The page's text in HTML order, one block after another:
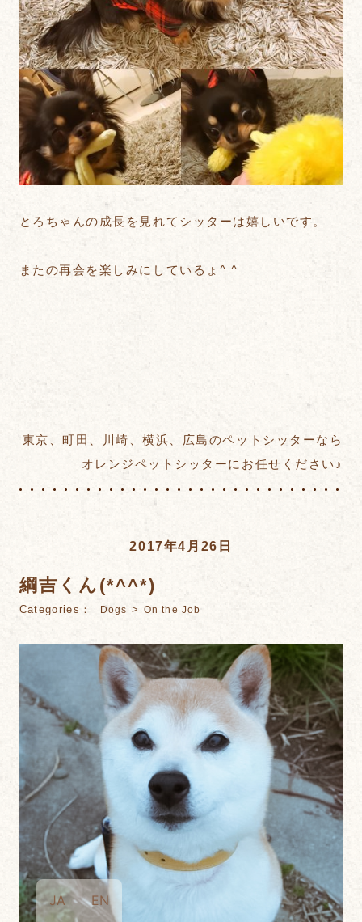
とろちゃんの成長を見れてシッターは嬉しいです。
またの再会を楽しみにしているょ^ ^
東京、町田、川崎、横浜、広島のペットシッターなら
オレンジペットシッターにお任せください♪
2017年4月26日
綱吉くん(*^^*)
Categories： Dogs > On the Job
JA EN